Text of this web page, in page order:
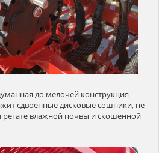
до мелочей конструкция
сдвоенные дисковые сошники, не
влажной почвы и скошенной